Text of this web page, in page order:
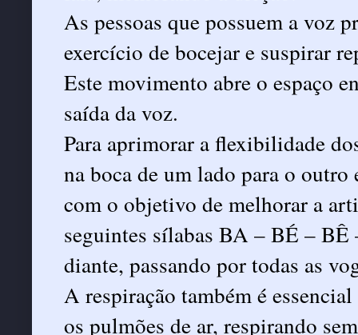
As pessoas que possuem a voz
exercício de bocejar e suspirar
Este movimento abre o espaço
saída da voz.
Para aprimorar a flexibilidade
na boca de um lado para o
com o objetivo de melhorar a
seguintes sílabas BA – BÉ –
diante, passando por todas as
A respiração também é
os pulmões de ar, respirando